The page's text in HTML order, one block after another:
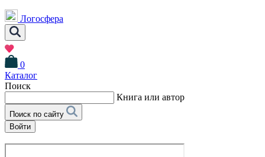
Логосфера
0
Каталог
Поиск
Книга или автор
Поиск по сайту
Войти